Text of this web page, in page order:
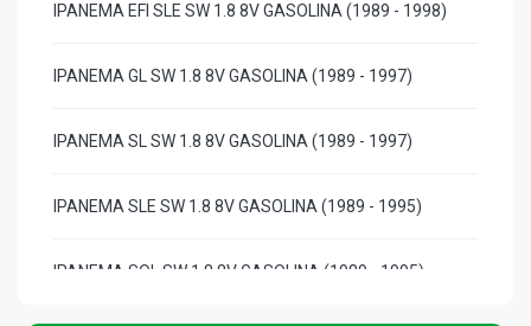
IPANEMA EFI SLE SW 1.8 8V GASOLINA (1989 - 1998)
IPANEMA GL SW 1.8 8V GASOLINA (1989 - 1997)
IPANEMA SL SW 1.8 8V GASOLINA (1989 - 1997)
IPANEMA SLE SW 1.8 8V GASOLINA (1989 - 1995)
IPANEMA SOL SW 1.8 8V GASOLINA (1989 - 1995)